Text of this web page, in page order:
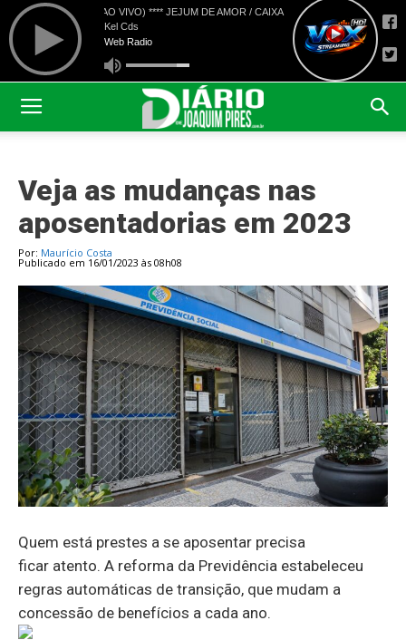
Veja as mudanças nas
aposentadorias em 2023
Por: Maurício Costa
Publicado em 16/01/2023 às 08h08
Quem está prestes a se aposentar precisa
ficar atento. A reforma da Previdência estabeleceu
regras automáticas de transição, que mudam a
concessão de benefícios a cada ano.